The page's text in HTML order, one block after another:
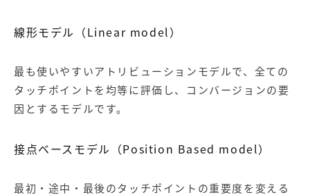
線形モデル（Linear model）
最も使いやすいアトリビューションモデルで、全ての
タッチポイントを均等に評価し、コンバージョンの要
因とするモデルです。
接点ベースモデル（Position Based model）
最初・途中・最後のタッチポイントの重要度を変える